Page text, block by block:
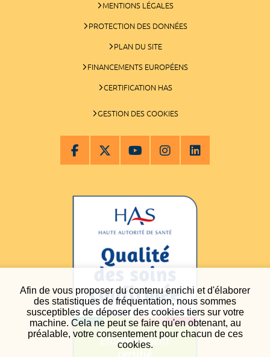
Afin de vous proposer du contenu enrichi et d'élaborer
des statistiques de fréquentation, nous sommes
susceptibles de déposer des cookies tiers sur votre
machine. Cela ne peut se faire qu'en obtenant, au
préalable, votre consentement pour chacun de ces
cookies.
MENTIONS LÉGALES
PROTECTION DES DONNÉES
PLAN DU SITE
FINANCEMENTS EUROPÉENS
CERTIFICATION HAS
GESTION DES COOKIES